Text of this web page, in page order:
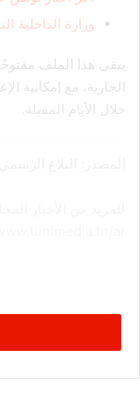
وزارة الداخلية
يبقى هذا الملف
الجارية، مع إمكانية
خلال الأيام المقبلة.